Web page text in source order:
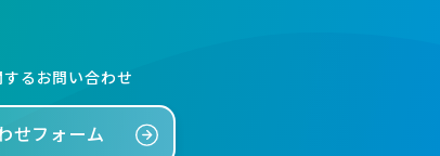
るお問い合わせ
せフォーム